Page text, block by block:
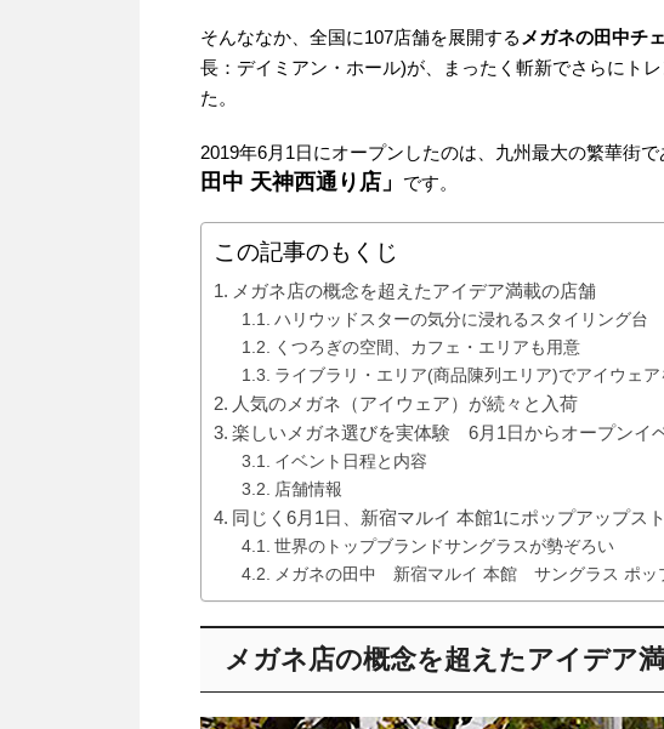
そんななか、全国に107店舗を展開する メガネの田中チ
長：デイミアン・ホール)が、まったく斬新でさらにト
た。
2019年6月1日にオープンしたのは、九州最大の繁華街
田中 天神西通り店」
です。
この記事のもくじ
メガネ店の概念を超えたアイデア満載の店舗
ハリウッドスターの気分に浸れるスタイリング台
くつろぎの空間、カフェ・エリアも用意
ライブラリ・エリア(商品陳列エリア)でアイウェア
人気のメガネ（アイウェア）が続々と入荷
楽しいメガネ選びを実体験 6月1日からオープンイ
イベント日程と内容
店舗情報
同じく6月1日、新宿マルイ 本館1にポップアップス
世界のトップブランドサングラスが勢ぞろい
メガネの田中 新宿マルイ 本館 サングラス ポッ
メガネ店の概念を超えたアイデア